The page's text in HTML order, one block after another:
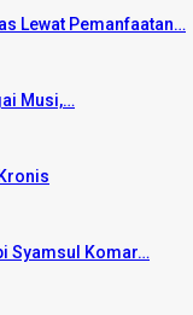
Lewat Pemanfaatan…
Musi,…
Syamsul Komar…